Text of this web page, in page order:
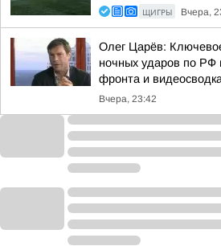
ЩИГРЫ Вчера,
Олег Царёв:
ночных ударов по РФ
фронта и видеосводка
Вчера, 23:42